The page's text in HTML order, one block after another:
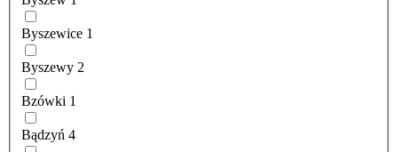
Byszewice 1
Byszewy 2
Bzówki 1
Bądzyń 4